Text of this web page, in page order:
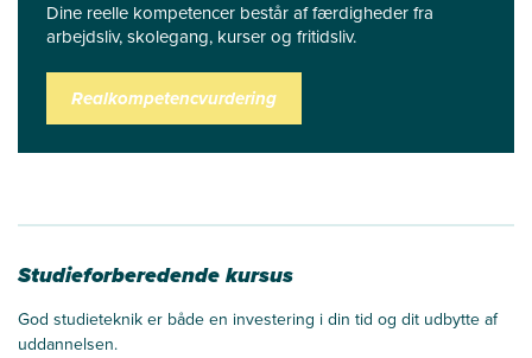
Dine reelle kompetencer består af færdigheder fra
arbejdsliv, skolegang, kurser og fritidsliv.
Realkompetencvurdering
Studieforberedende kursus
God studieteknik er både en investering i din tid og dit udbytte af
uddannelsen.